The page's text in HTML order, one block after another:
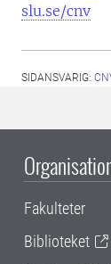
slu.se/cnv
SIDANSVARIG:
Fakulteter
Biblioteket